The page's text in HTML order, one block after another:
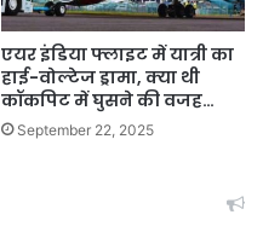
एयर इंडिया फ्लाइट में यात्री का
हाई-वोल्टेज ड्रामा, क्या थी
कॉकपिट में घुसने की वजह…
September 22, 2025